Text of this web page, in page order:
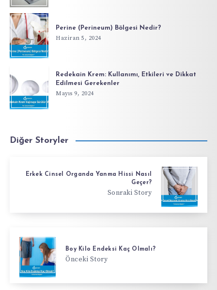
Perine (Perineum) Bölgesi Nedir?
Haziran 5, 2024
Redekain Krem: Kullanımı, Etkileri ve Dikkat
Edilmesi Gerekenler
Mayıs 9, 2024
Diğer Storyler
Erkek Cinsel Organda Yanma Hissi Nasıl
Geçer?
Sonraki Story
Boy Kilo Endeksi Kaç Olmalı?
Önceki Story